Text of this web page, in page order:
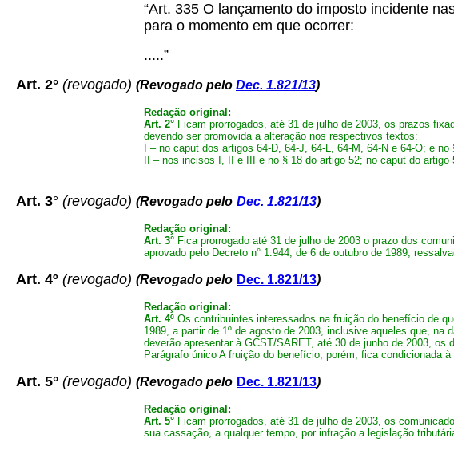
“Art. 335 O lançamento do imposto incidente
para o momento em que ocorrer:
.....”
Art. 2° (revogado) (Revogado pelo Dec. 1.821/13)
Redação original:
Art. 2° Ficam prorrogados, até 31 de julho de 2003, os prazos
devendo ser promovida a alteração nos respectivos textos:
I – no caput dos artigos 64-D, 64-J, 64-L, 64-M, 64-N e 64-O; e
II – nos incisos I, II e III e no § 18 do artigo 52; no caput do
Art. 3° (revogado) (Revogado pelo Dec. 1.821/13)
Redação original:
Art. 3° Fica prorrogado até 31 de julho de 2003 o prazo dos
aprovado pelo Decreto n° 1.944, de 6 de outubro de 1989,
Art. 4º (revogado) (Revogado pelo Dec. 1.821/13)
Redação original:
Art. 4º Os contribuintes interessados na fruição do benefício de
1989, a partir de 1º de agosto de 2003, inclusive aqueles que,
deverão apresentar à GCST/SARET, até 30 de junho de 2003, os
Parágrafo único A fruição do benefício, porém, fica condicionada
Art. 5° (revogado) (Revogado pelo Dec. 1.821/13)
Redação original:
Art. 5° Ficam prorrogados, até 31 de julho de 2003, os
sua cassação, a qualquer tempo, por infração a legislação